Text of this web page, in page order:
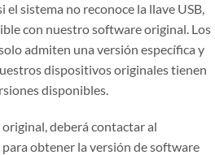
el sistema no reconoce la llave USB,
con nuestro software original. Los
admiten una versión específica y
dispositivos originales tienen
disponibles.
deberá contactar al
obtener la versión de software